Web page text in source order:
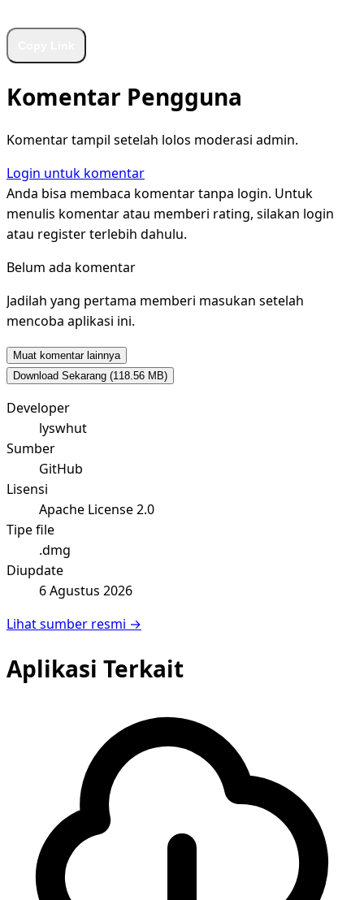
Komentar Pengguna
Komentar tampil setelah lolos moderasi admin.
Login untuk komentar
Anda bisa membaca komentar tanpa login. Untuk
menulis komentar atau memberi rating, silakan login
atau register terlebih dahulu.
Belum ada komentar
Jadilah yang pertama memberi masukan setelah
mencoba aplikasi ini.
Muat komentar lainnya
Download Sekarang (118.56 MB)
Developer
lyswhut
Sumber
GitHub
Lisensi
Apache License 2.0
Tipe file
.dmg
Diupdate
6 Agustus 2026
Lihat sumber resmi →
Aplikasi Terkait